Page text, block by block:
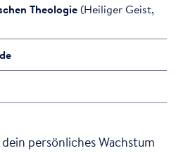
Theologie(Heiliger Geist,
persönliches Wachstum